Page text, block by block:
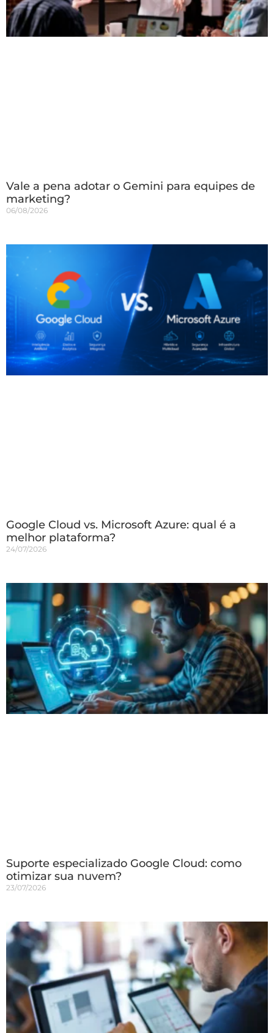
Vale a pena adotar o Gemini para equipes de
marketing?
06/08/2026
Google Cloud vs. Microsoft Azure: qual é a
melhor plataforma?
24/07/2026
Suporte especializado Google Cloud: como
otimizar sua nuvem?
23/07/2026